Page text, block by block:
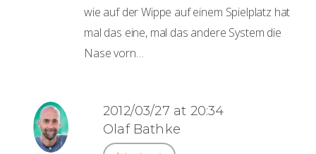
wie auf der Wippe auf einem Spielplatz hat
mal das eine, mal das andere System die
Nase vorn…
2012/03/27 at 20:34
Olaf Bathke